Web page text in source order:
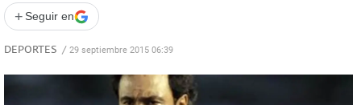
+ Seguir en
DEPORTES / 29 septiembre 2015 06:39